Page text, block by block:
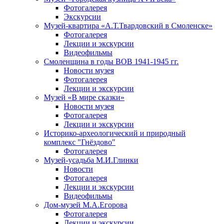
Фотогалерея
Экскурсии
Музей-квартира «А.Т.Твардовский в Смоленске»
Фотогалерея
Лекции и экскурсии
Видеофильмы
Смоленщина в годы ВОВ 1941-1945 гг.
Новости музея
Фотогалерея
Лекции и экскурсии
Музей «В мире сказки»
Новости музея
Фотогалерея
Лекции и экскурсии
Историко-археологический и природный
комплекс "Гнёздово"
Фотогалерея
Музей-усадьба М.И.Глинки
Новости
Фотогалерея
Лекции и экскурсии
Видеофильмы
Дом-музей М.А.Егорова
Фотогалерея